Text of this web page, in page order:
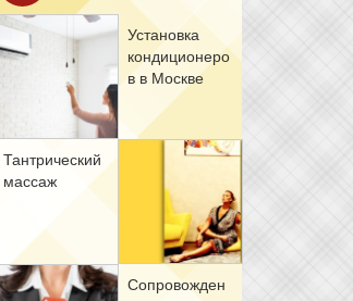
Уста­нов­ка
кон­ди­ци­о­не­ро
в в Москве
Тан­три­че­ский
мас­саж
Со­про­вож­де­н